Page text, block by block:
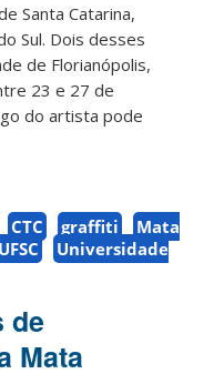
Santa Catarina,
Sul. Dois desses
de Florianópolis,
23 e 27 de
do artista pode
CTC graffiti
Mata
UFSC
Universidade
de
Mata